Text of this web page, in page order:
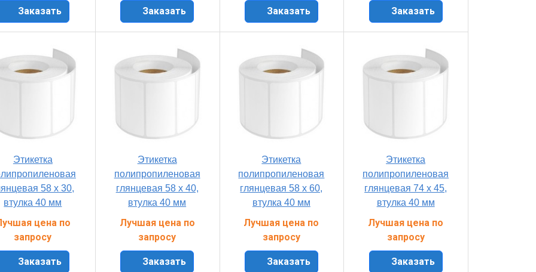
Заказать Заказать Заказать Заказать
Этикетка
58 x 30,
втулка 40 мм
цена по
запросу
Заказать
Этикетка
полипропиленовая
глянцевая 58 x 40,
втулка 40 мм
Лучшая цена по
запросу
Заказать
Этикетка
полипропиленовая
глянцевая 58 x 60,
втулка 40 мм
Лучшая цена по
запросу
Заказать
Этикетка
полипропиленовая
глянцевая 74 x 45,
втулка 40 мм
Лучшая цена по
запросу
Заказать